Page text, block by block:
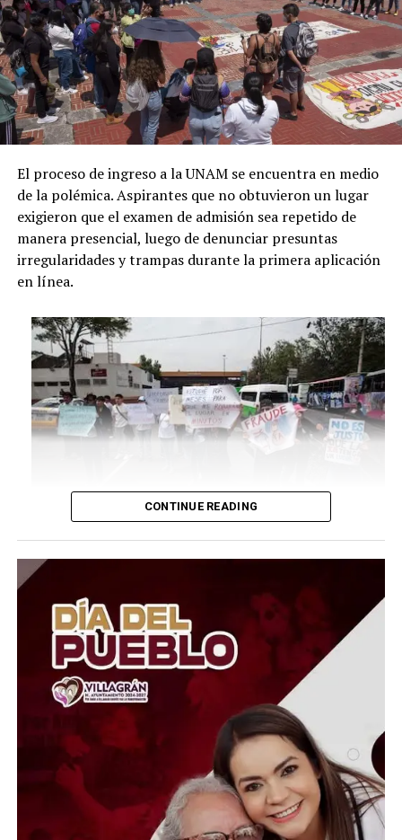
El proceso de ingreso a la UNAM se encuentra en medio
de la polémica. Aspirantes que no obtuvieron un lugar
exigieron que el examen de admisión sea repetido de
manera presencial, luego de denunciar presuntas
irregularidades y trampas durante la primera aplicación
en línea.
Los estudiantes cuestionan que el formato a distancia
haya permitido posibles ventajas indebidas, incluyendo
el uso de herramientas tecnológicas para responder la
prueba. La controversia creció luego de que se
detectaran anomalías y circularan señalamientos sobre
posibles prácticas para burlar los mecanismos de
vigilancia.
Ante esta situación, la UNAM creó una Comisión Técnica
para revisar las pruebas y determinar qué ocurrió. La
universidad también suspendió temporalmente el
proceso de inscripciones mientras analiza las
irregularidades y busca establecer un mecanismo que
permita dar certeza a los aspirantes.
CONTINUE READING